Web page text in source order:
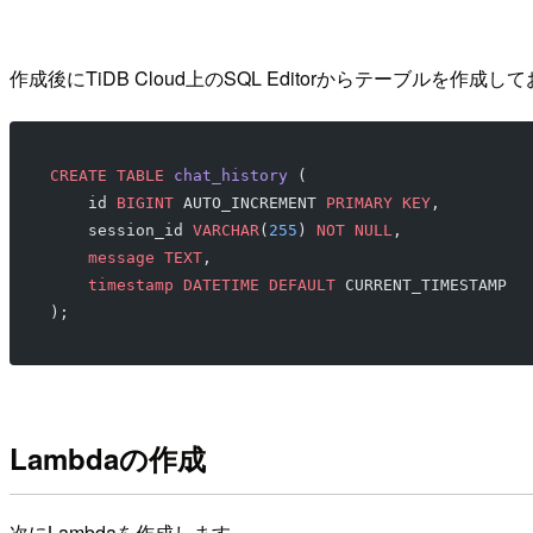
作成後にTiDB Cloud上のSQL Editorからテーブルを作成して
CREATE TABLE chat_history (
    id
BIGINT AUTO_INCREMENT PRIMARY KEY,
    session_id
VARCHAR ( 255 ) NOT NULL ,
    message
TEXT,
    timestamp
DATETIME DEFAULT CURRENT_TIMESTAMP
);
Lambdaの作成